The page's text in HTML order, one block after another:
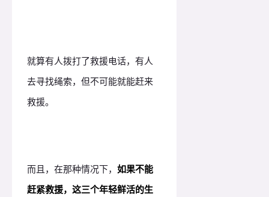
就算有人拨打了救援电话，有人
去寻找绳索，但不可能就能赶来
救援。
而且，在那种情况下， 如果不能
赶紧救援，这三个年轻鲜活的生